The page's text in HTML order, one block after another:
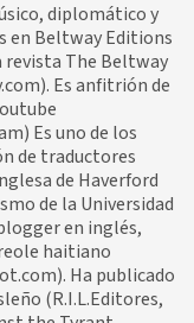
diplomático y
en Beltway Editions
The Beltway
Es anfitrión de
Es uno de los
de traductores
de Haverford
de la Universidad
en inglés,
haitiano
Ha publicado
(R.I.L.Editores,